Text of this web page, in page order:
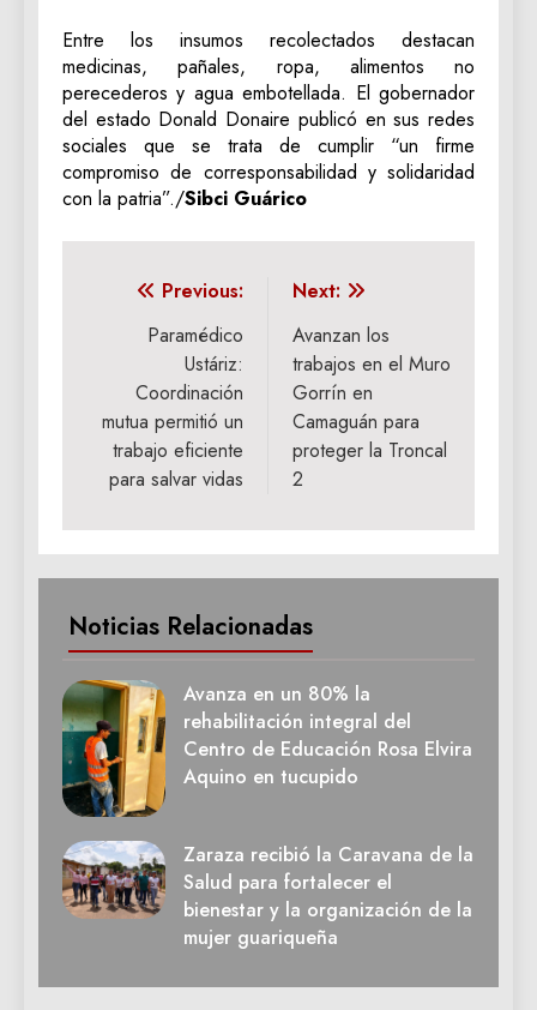
Entre los insumos recolectados destacan
medicinas, pañales, ropa, alimentos no
perecederos y agua embotellada. El gobernador
del estado Donald Donaire publicó en sus redes
sociales que se trata de cumplir “un firme
compromiso de corresponsabilidad y solidaridad
con la patria”./Sibci Guárico
Navegación
entradas
Previous:
Paramédico
Ustáriz:
Coordinación
mutua permitió un
trabajo eficiente
para salvar vidas
Next:
Avanzan los
trabajos en el Muro
Gorrín en
Camaguán para
proteger la Troncal
2
Noticias Relacionadas
Avanza en un 80% la
rehabilitación integral del
Centro de Educación Rosa Elvira
Aquino en tucupido
Zaraza recibió la Caravana de la
Salud para fortalecer el
bienestar y la organización de la
mujer guariqueña